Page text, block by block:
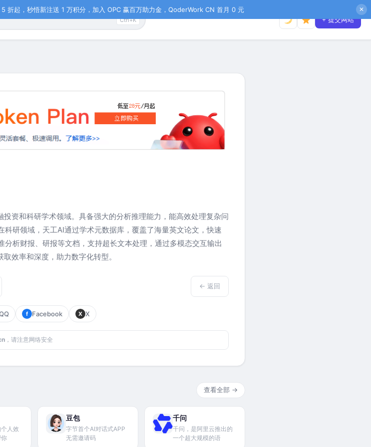
起，秒悟新注送 1 万积分，加入 OPC 赢百万助力金，QoderWork CN 首月 0 元 ✕
Ctrl+K + 提交网站
资和科研学术领域。具备强大的分析推理能力，能高效处理复杂问
研领域，天工AI通过学术元数据库，覆盖了海量英文论文，快速
析财报、研报等文档，支持超长文本处理，通过多模态交互输出
效率和深度，助力数字化转型。
← 返回
f Facebook X X
，请注意网络安全
查看全部 →
人效
豆包
字节首个AI对话式APP
无需邀请码
千问
千问，是阿里云推出的
一个超大规模的语